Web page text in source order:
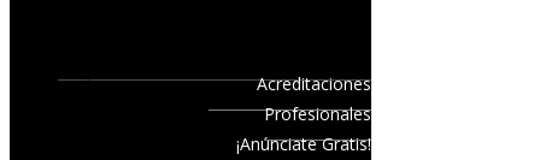
Acreditaciones
Profesionales
¡Anúnciate Gratis!